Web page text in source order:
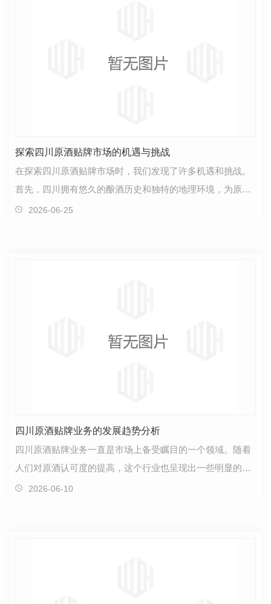
探索四川原酒贴牌市场的机遇与挑战
在探索四川原酒贴牌市场时，我们发现了许多机遇和挑战。
首先，四川拥有悠久的酿酒历史和独特的地理环境，为原酒
产业发展提供了得天独厚的条件。各种类型的原酒琳琅…
2026-06-25
四川原酒贴牌业务的发展趋势分析
四川原酒贴牌业务一直是市场上备受瞩目的一个领域。随着
人们对原酒认可度的提高，这个行业也呈现出一些明显的发
展趋势。首先，随着大众对健康生活方式的追求，越来…
2026-06-10